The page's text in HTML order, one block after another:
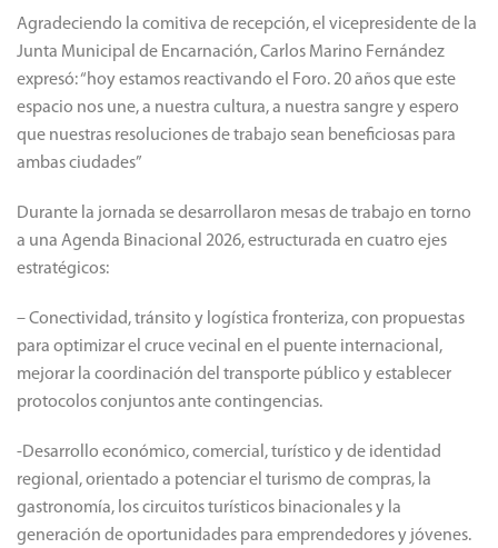
Agradeciendo la comitiva de recepción, el vicepresidente de la
Junta Municipal de Encarnación, Carlos Marino Fernández
expresó: “hoy estamos reactivando el Foro. 20 años que este
espacio nos une, a nuestra cultura, a nuestra sangre y espero
que nuestras resoluciones de trabajo sean beneficiosas para
ambas ciudades”
Durante la jornada se desarrollaron mesas de trabajo en torno
a una Agenda Binacional 2026, estructurada en cuatro ejes
estratégicos:
– Conectividad, tránsito y logística fronteriza, con propuestas
para optimizar el cruce vecinal en el puente internacional,
mejorar la coordinación del transporte público y establecer
protocolos conjuntos ante contingencias.
-Desarrollo económico, comercial, turístico y de identidad
regional, orientado a potenciar el turismo de compras, la
gastronomía, los circuitos turísticos binacionales y la
generación de oportunidades para emprendedores y jóvenes.